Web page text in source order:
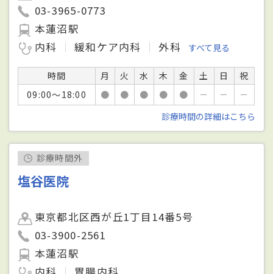
03-3965-0773
本蓮沼駅
内科
緩和ケア内科 外科 すべて見る
時間 月 火 水 木 金 土 日
祝
09:00～18:00
● ● ● ● ● － －
－
診療時間の詳細はこちら
診療時間外
塩谷医院
東京都北区西が丘1丁目14番5号
03-3900-2561
本蓮沼駅